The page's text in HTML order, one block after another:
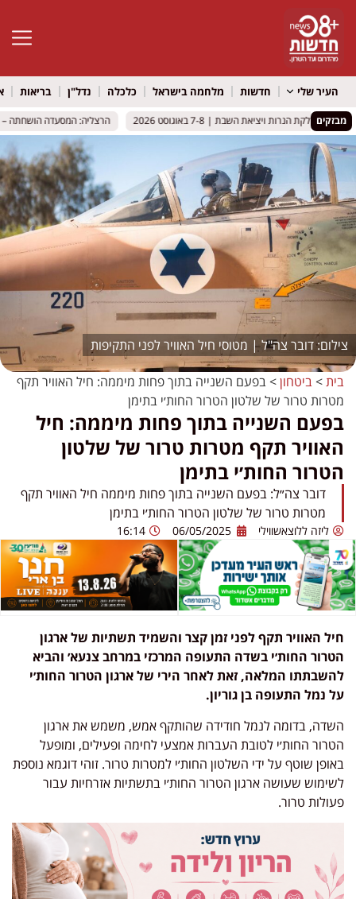
פתח
העיר שלי חדשות מלחמה בישראל כלכלה נדל"ן בריאות
מבזקים
והדלקת הנרות ויציאת השבת | 7-8 באוגוסט 2026
והדלקת הנרות ויציאת השבת | 7-8 באוגוסט 2026 הרצליה: המסעדה הושחתה –
הרצליה: המסעדה הושחתה –
דובר צה"ל | מטוסי חיל האוויר לפני התקיפות
בית>ביטחון>בפעם השנייה בתוך פחות מיממה: חיל האוויר תקף
מטרות טרור של שלטון הטרור החות׳י בתימן
בפעם השנייה בתוך פחות מיממה: חיל
האוויר תקף מטרות טרור של שלטון
הטרור החות׳י בתימן
דובר צה״ל: בפעם השנייה בתוך פחות מיממה חיל האוויר תקף
מטרות טרור של שלטון הטרור החות׳י בתימן
ליזה ללוצאשווילי 06/05/2025
16:14
חיל האוויר תקף לפני זמן קצר והשמיד תשתיות של ארגון
הטרור החות׳י בשדה התעופה המרכזי במרחב צנעא׳ והביא
להשבתתו המלאה, זאת לאחר הירי של ארגון הטרור החות׳י
על נמל התעופה בן גוריון.
השדה, בדומה לנמל חודידה שהותקף אמש, משמש את ארגון
הטרור החות׳י לטובת העברות אמצעי לחימה ופעילים, ומופעל
באופן שוטף על ידי השלטון החות׳י למטרות טרור. זוהי דוגמא נוספת
לשימוש שעושה ארגון הטרור החות׳י בתשתיות אזרחיות עבור
פעולות טרור.